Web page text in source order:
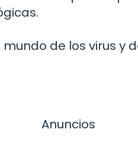
de los virus y
Anuncios